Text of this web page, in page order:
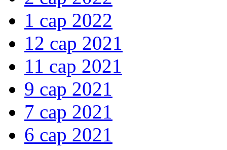
1 сар 2022
12 сар 2021
11 сар 2021
9 сар 2021
7 сар 2021
6 сар 2021